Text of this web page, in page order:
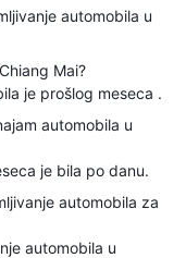
automobila u
Mai?
je prošlog meseca .
automobila u
je bila po danu.
automobila za
automobila u